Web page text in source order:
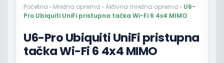
Početna › Mrežna oprema › Aktivna mrežna oprema › U6-
Pro Ubiquiti UniFi pristupna tačka Wi-Fi 6 4x4 MIMO
U6-Pro Ubiquiti UniFi pristupna
tačka Wi-Fi 6 4x4 MIMO